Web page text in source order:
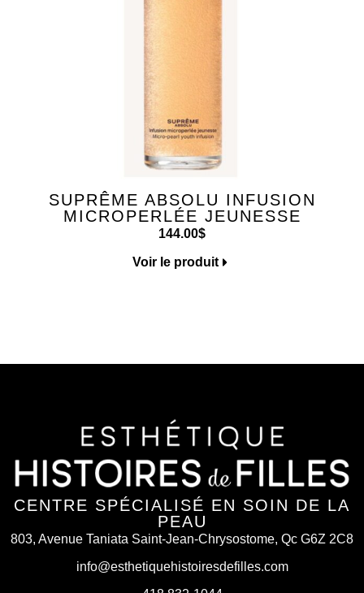
SUPRÊME ABSOLU INFUSION
MICROPERLÉE JEUNESSE
144.00$
Voir le produit
CENTRE SPÉCIALISÉ EN SOIN DE LA
PEAU
803, Avenue Taniata Saint-Jean-Chrysostome, Qc G6Z 2C8
info@esthetiquehistoiresdefilles.com